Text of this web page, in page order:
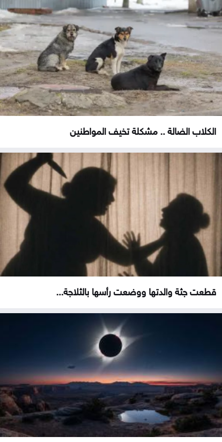
الكلاب الضالة .. مشكلة تخيف المواطنين
قطعت جثة والدتها ووضعت رأسها بالثلاجة...